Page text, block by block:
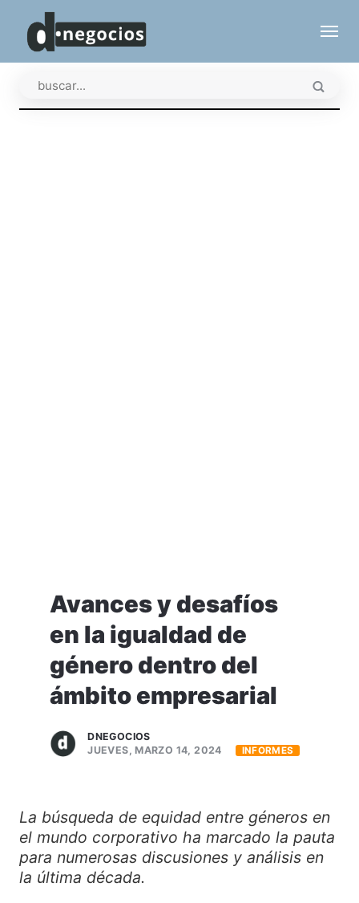
Avances y desafíos
en la igualdad de
género dentro del
ámbito empresarial
DNEGOCIOS
JUEVES, MARZO 14, 2024
INFORMES
La búsqueda de equidad entre géneros en
el mundo corporativo ha marcado la pauta
para numerosas discusiones y análisis en
la última década.